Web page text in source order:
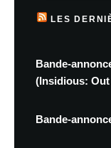
LES
Bande-
(Insidious: Out
Bande-